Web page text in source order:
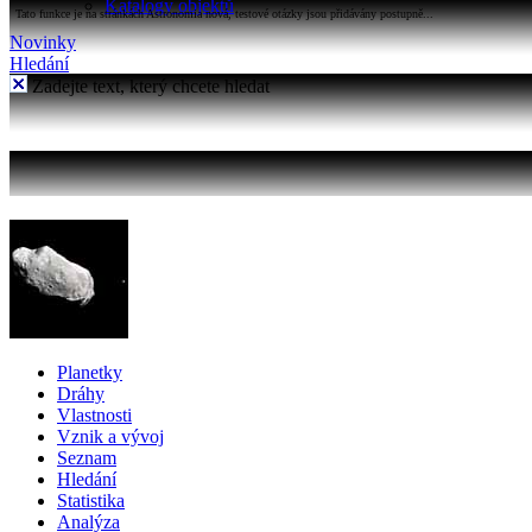
Katalogy objektů
Tato funkce je na stránkách Astronomia nová, testové otázky jsou přidávány postupně...
Novinky
Hledání
Zadejte text, který chcete hledat
Planetky
Dráhy
Vlastnosti
Vznik a vývoj
Seznam
Hledání
Statistika
Analýza